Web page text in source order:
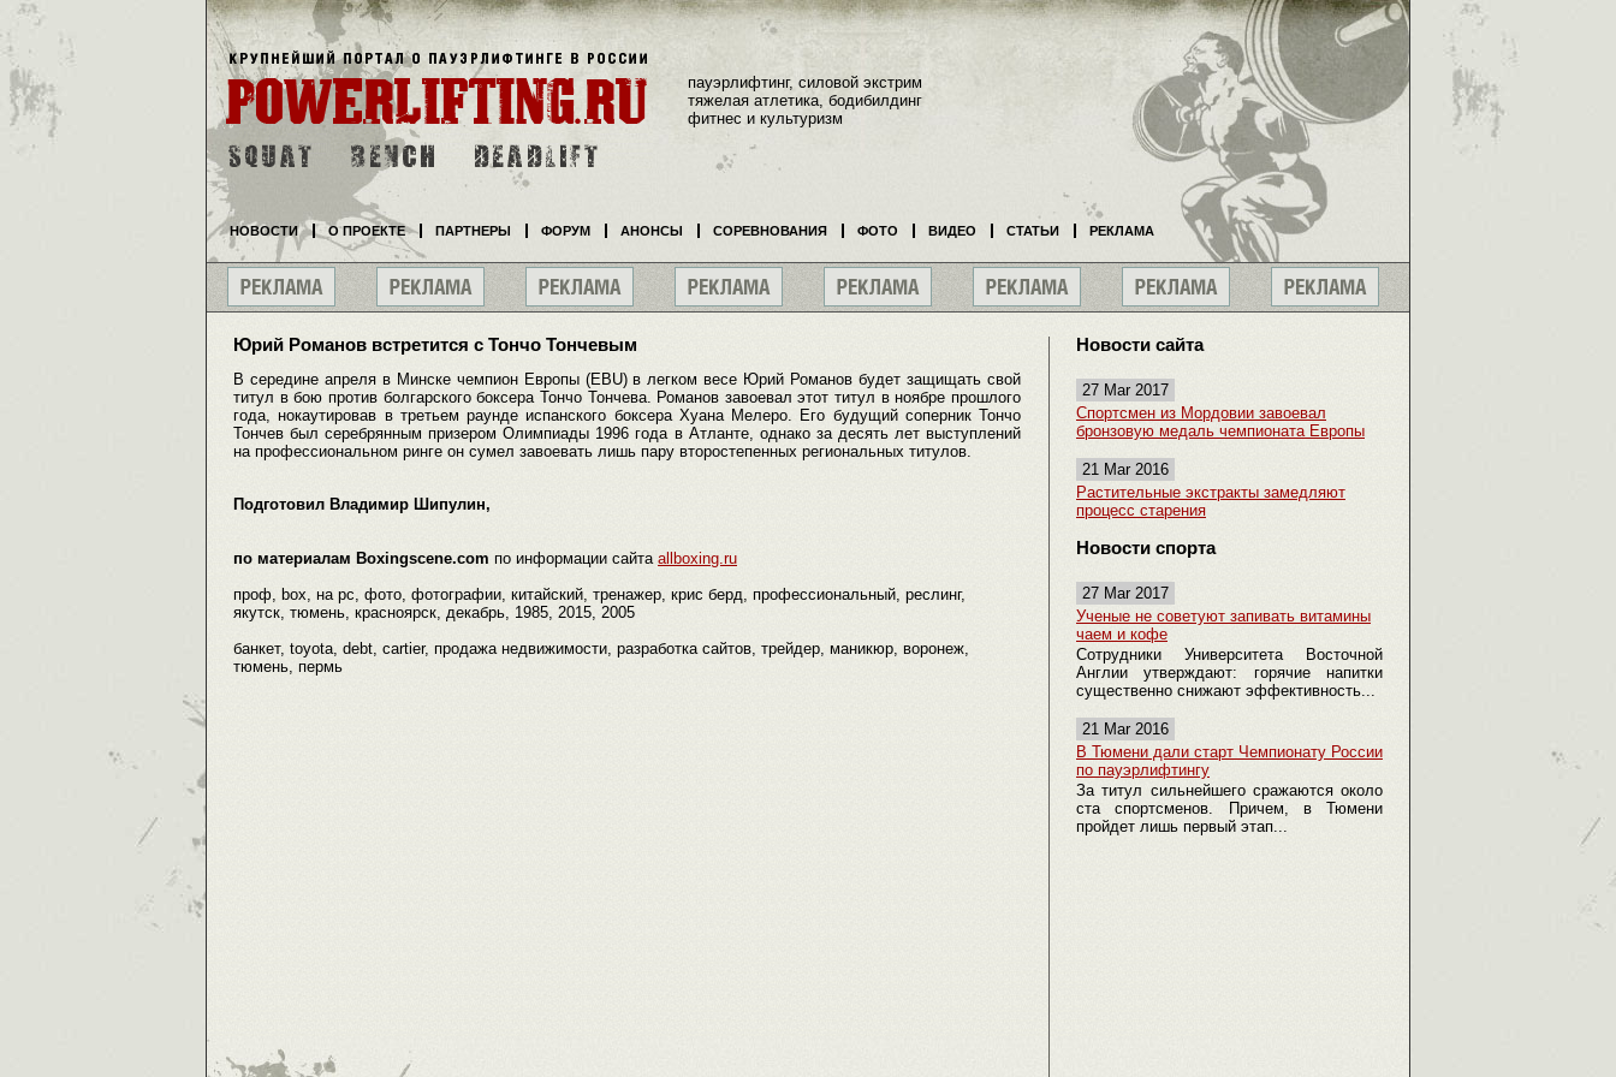
Юрий Романов встретится с Тончо Тончевым
В середине апреля в Минске чемпион Европы (EBU) в легком весе Юрий Романов будет защищать свой
титул в бою против болгарского боксера Тончо Тончева. Романов завоевал этот титул в ноябре прошлого
года, нокаутировав в третьем раунде испанского боксера Хуана Мелеро. Его будущий соперник Тончо
Тончев был серебрянным призером Олимпиады 1996 года в Атланте, однако за десять лет выступлений
на профессиональном ринге он сумел завоевать лишь пару второстепенных региональных титулов.
Подготовил Владимир Шипулин,
по материалам Boxingscene.com по информации сайта allboxing.ru
проф, box, на pc, фото, фотографии, китайский, тренажер, крис берд, профессиональный, реслинг,
якутск, тюмень, красноярск, декабрь, 1985, 2015, 2005
банкет, toyota, debt, cartier, продажа недвижимости, разработка сайтов, трейдер, маникюр, воронеж,
тюмень, пермь
Новости сайта
27 Mar 2017
Спортсмен из Мордовии завоевал
бронзовую медаль чемпионата Европы
21 Mar 2016
Растительные экстракты замедляют
процесс старения
Новости спорта
27 Mar 2017
Ученые не советуют запивать витамины
чаем и кофе
Сотрудники Университета Восточной
Англии утверждают: горячие напитки
существенно снижают эффективность...
21 Mar 2016
В Тюмени дали старт Чемпионату России
по пауэрлифтингу
За титул сильнейшего сражаются около
ста спортсменов. Причем, в Тюмени
пройдет лишь первый этап...
пауэрлифтинг, силовой экстрим
тяжелая атлетика, бодибилдинг
фитнес и культуризм
НОВОСТИ О ПРОЕКТЕ ПАРТНЕРЫ ФОРУМ АНОНСЫ СОРЕВНОВАНИЯ ФОТО ВИДЕО СТАТЬИ РЕКЛАМА